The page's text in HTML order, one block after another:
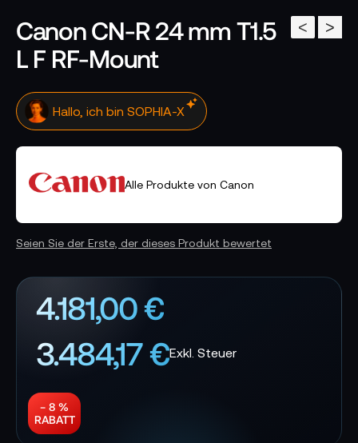
>
<
Canon CN-R 24 mm T1.5
L F RF-Mount
Hallo, ich bin SOPHIA-X
Alle Produkte von Canon
Seien Sie der Erste, der dieses Produkt bewertet
4.181,00 €
3.484,17 €
− 8 %
RABATT